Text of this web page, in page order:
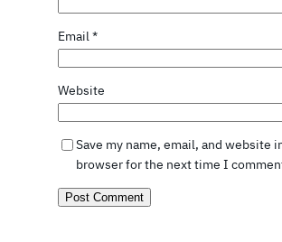
Email*
Website
Save my name, email, and website
browser for the next time I